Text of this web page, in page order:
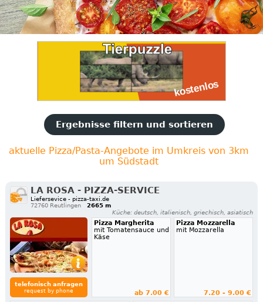
Ergebnisse filtern und sortieren
aktuelle Pizza/Pasta-Angebote im Umkreis von 3km
um Südstadt
LA ROSA - PIZZA-SERVICE
Liefersevice - pizza-taxi.de
72760 Reutlingen
2665 m
Küche: deutsch, italienisch, griechisch, asiatisch
telefonisch anfragen
request by phone
Pizza Margherita
mit Tomatensauce und
Käse
ab 7.00 €
Pizza Mozzarella
mit Mozzarella
7.20 - 9.00 €